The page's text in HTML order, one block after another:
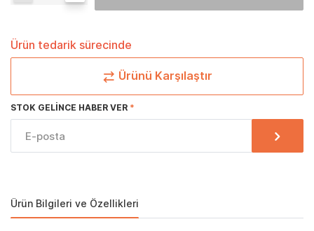
Ürün tedarik sürecinde
Ürünü Karşılaştır
STOK GELINCE HABER VER
Ürün Bilgileri ve Özellikleri